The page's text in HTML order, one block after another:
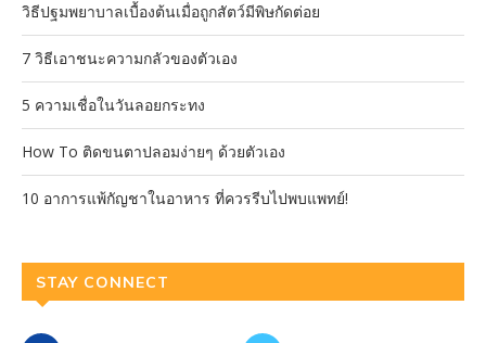
วิธีปฐมพยาบาลเบื้องต้นเมื่อถูกสัตว์มีพิษกัดต่อย
7 วิธีเอาชนะความกลัวของตัวเอง
5 ความเชื่อในวันลอยกระทง
How To ติดขนตาปลอมง่ายๆ ด้วยตัวเอง
10 อาการแพ้กัญชาในอาหาร ที่ควรรีบไปพบแพทย์!
STAY CONNECT